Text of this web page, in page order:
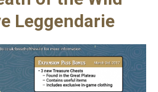
Leggendarie